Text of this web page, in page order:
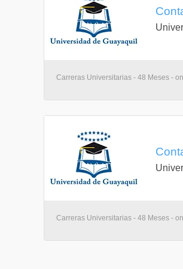
Carreras Universitarias - 48 Meses -
Carreras Universitarias - 48 Meses -